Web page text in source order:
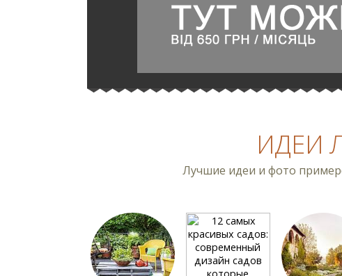
ИДЕИ
Лучшие идеи и фото